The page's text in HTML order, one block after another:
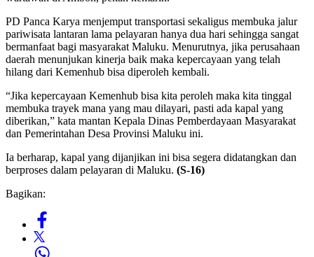
PD Panca Karya menjemput transportasi sekaligus membuka jalur
pariwisata lantaran lama pelayaran hanya dua hari sehingga sangat
bermanfaat bagi masyarakat Maluku. Menurutnya, jika perusahaan
daerah menunjukan kinerja baik maka kepercayaan yang telah
hilang dari Kemenhub bisa diperoleh kembali.
“Jika kepercayaan Kemenhub bisa kita peroleh maka kita tinggal
membuka trayek mana yang mau dilayari, pasti ada kapal yang
diberikan,” kata mantan Kepala Dinas Pemberdayaan Masyarakat
dan Pemerintahan Desa Provinsi Maluku ini.
Ia berharap, kapal yang dijanjikan ini bisa segera didatangkan dan
berproses dalam pelayaran di Maluku. (S-16)
Bagikan: